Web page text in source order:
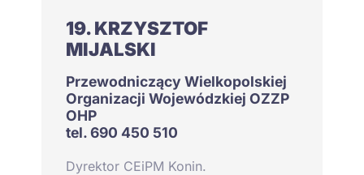
19. KRZYSZTOF
MIJALSKI
Przewodniczący Wielkopolskiej
Organizacji Wojewódzkiej OZZP
OHP
tel. 690 450 510
Dyrektor CEiPM Konin.